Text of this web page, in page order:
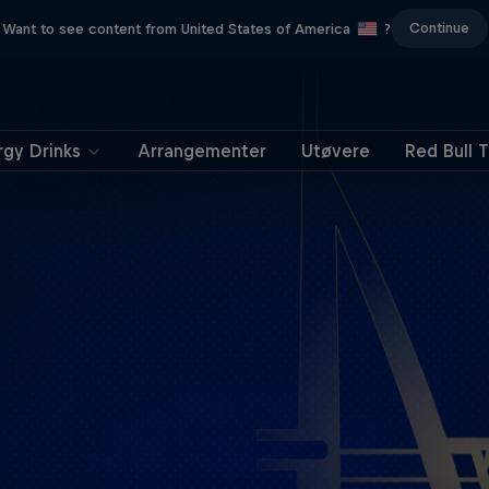
Want to see content from United States of America ? Continue
Drinks Arrangementer Utøvere Red Bull